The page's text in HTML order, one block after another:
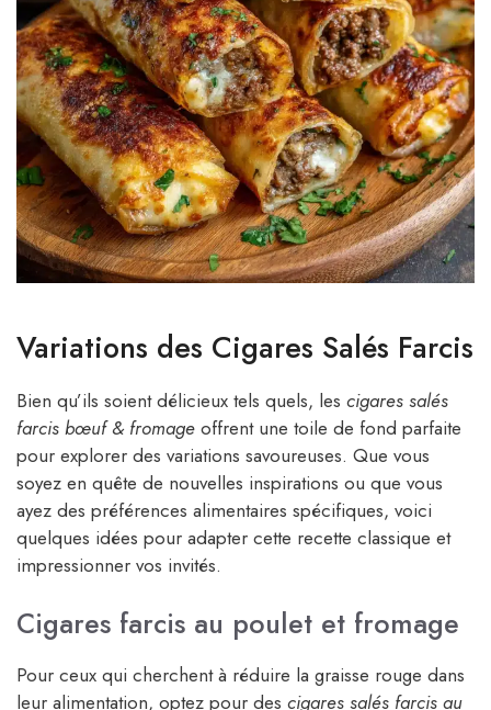
Variations des Cigares Salés Farcis
Bien qu’ils soient délicieux tels quels, les cigares salés
farcis bœuf & fromage offrent une toile de fond parfaite
pour explorer des variations savoureuses. Que vous
soyez en quête de nouvelles inspirations ou que vous
ayez des préférences alimentaires spécifiques, voici
quelques idées pour adapter cette recette classique et
impressionner vos invités.
Cigares farcis au poulet et fromage
Pour ceux qui cherchent à réduire la graisse rouge dans
leur alimentation, optez pour des cigares salés farcis au